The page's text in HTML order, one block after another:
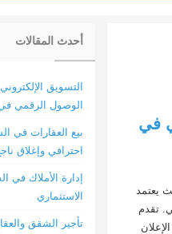
في
يعتمد
تقدم
أحدث المقالات
التسويق
الوصول الرقمي
بيع العقارات في
احترافي وإغلاق
إدارة الأملاك في
الاستثماري
تأجير الشقق